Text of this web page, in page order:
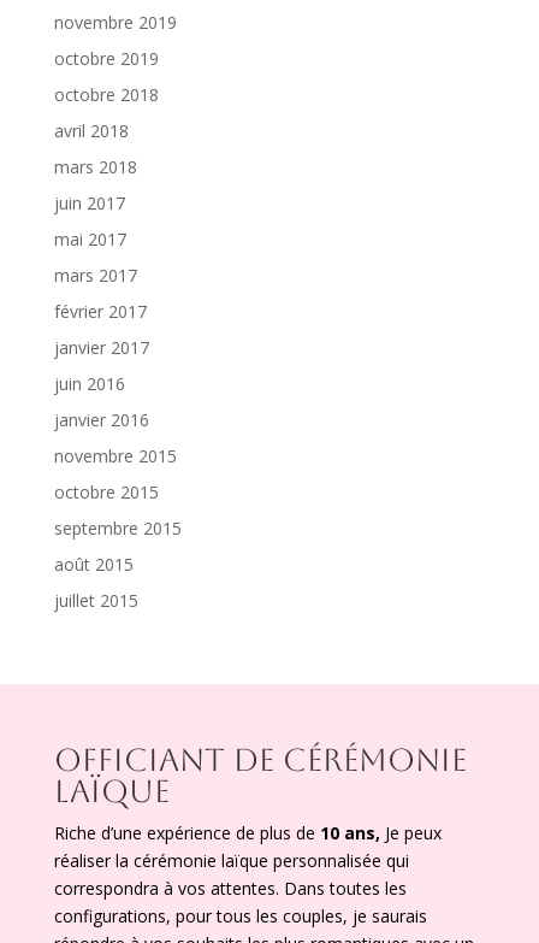
novembre 2019
octobre 2019
octobre 2018
avril 2018
mars 2018
juin 2017
mai 2017
mars 2017
février 2017
janvier 2017
juin 2016
janvier 2016
novembre 2015
octobre 2015
septembre 2015
août 2015
juillet 2015
OFFICIANT DE CÉRÉMONIE
LAÏQUE
Riche d’une expérience de plus de 10 ans, Je peux
réaliser la cérémonie laïque personnalisée qui
correspondra à vos attentes. Dans toutes les
configurations, pour tous les couples, je saurais